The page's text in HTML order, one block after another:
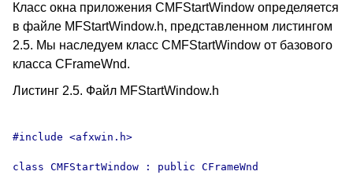
Класс окна приложения CMFStartWindow определяется
в файле MFStartWindow.h, представленном листингом
2.5. Мы наследуем класс CMFStartWindow от базового
класса CFrameWnd.
Листинг 2.5. Файл MFStartWindow.h
#include <afxwin.h>
class CMFStartWindow : public CFrameWnd